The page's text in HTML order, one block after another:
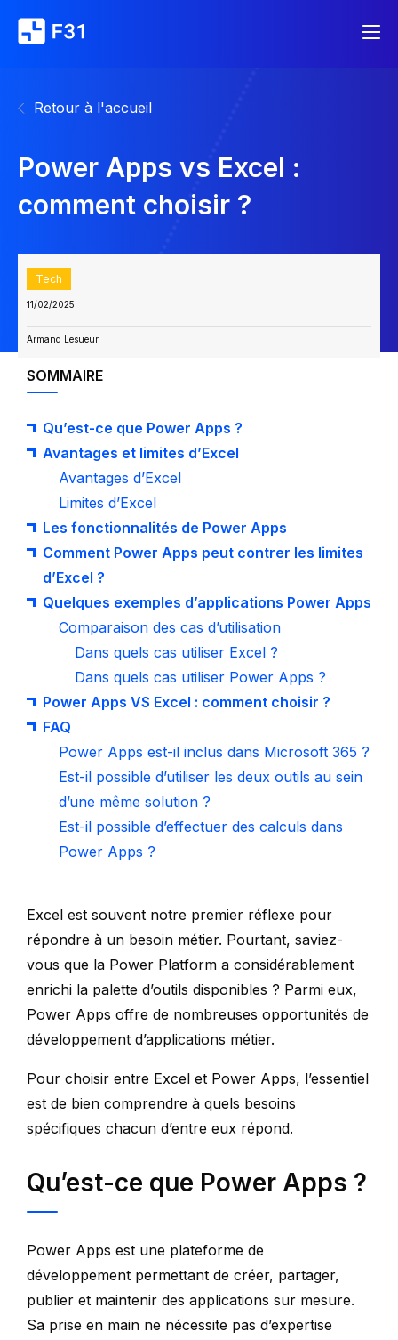
Retour à l'accueil
Power Apps vs Excel :
comment choisir ?
Tech
11/02/2025
Armand Lesueur
SOMMAIRE
Qu’est-ce que Power Apps ?
Avantages et limites d’Excel
Avantages d’Excel
Limites d’Excel
Les fonctionnalités de Power Apps
Comment Power Apps peut contrer les limites
d’Excel ?
Quelques exemples d’applications Power Apps
Comparaison des cas d’utilisation
Dans quels cas utiliser Excel ?
Dans quels cas utiliser Power Apps ?
Power Apps VS Excel : comment choisir ?
FAQ
Power Apps est-il inclus dans Microsoft 365 ?
Est-il possible d’utiliser les deux outils au sein
d’une même solution ?
Est-il possible d’effectuer des calculs dans
Power Apps ?
Excel est souvent notre premier réflexe pour
répondre à un besoin métier. Pourtant, saviez-
vous que la Power Platform a considérablement
enrichi la palette d’outils disponibles ? Parmi eux,
Power Apps offre de nombreuses opportunités de
développement d’applications métier.
Pour choisir entre Excel et Power Apps, l’essentiel
est de bien comprendre à quels besoins
spécifiques chacun d’entre eux répond.
Qu’est-ce que Power Apps ?
Power Apps est une plateforme de
développement permettant de créer, partager,
publier et maintenir des applications sur mesure.
Sa prise en main ne nécessite pas d’expertise